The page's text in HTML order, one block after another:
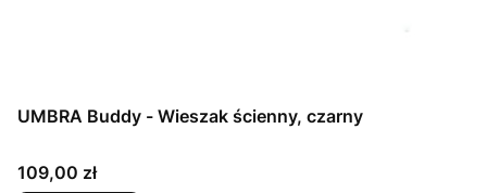
UMBRA Buddy - Wieszak ścienny, czarny
Cena
109,00 zł